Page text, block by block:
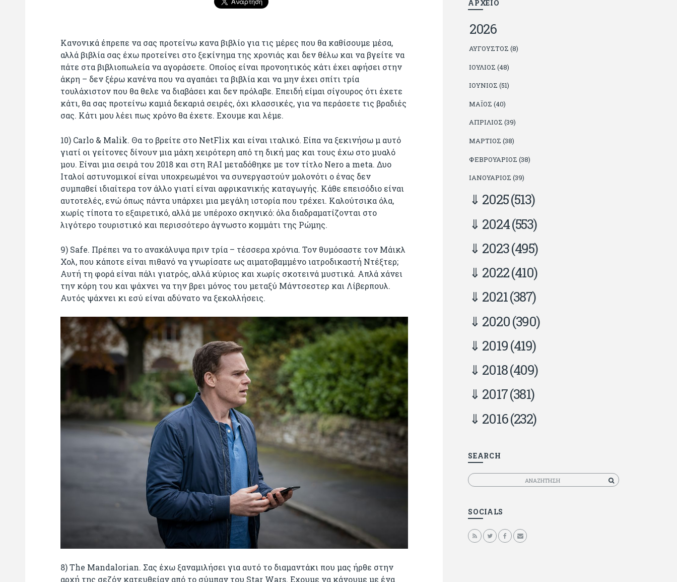
Κανονικά έπρεπε να σας προτείνω κανα βιβλίο για τις μέρες που θα καθίσουμε μέσα,
αλλά βιβλία σας έχω προτείνει στο ξεκίνημα της χρονιάς και δεν θέλω και να βγείτε να
πάτε στα βιβλιοπωλεία να αγοράσετε. Οποίος είναι προνοητικός κάτι έχει αφήσει στην
άκρη – δεν ξέρω κανένα που να αγαπάει τα βιβλία και να μην έχει σπίτι τρία
τουλάχιστον που θα θελε να διαβάσει και δεν πρόλαβε. Επειδή είμαι σίγουρος ότι έχετε
κάτι, θα σας προτείνω καμιά δεκαριά σειρές, όχι κλασσικές, για να περάσετε τις βραδιές
σας. Κάτι μου λέει πως χρόνο θα έχετε. Εχουμε και λέμε.
10) Carlo & Malik. Θα το βρείτε στο NetFlix και είναι ιταλικό. Είπα να ξεκινήσω μ αυτό
γιατί οι γείτονες δίνουν μια μάχη χειρότερη από τη δική μας και τους έχω στο μυαλό
μου. Είναι μια σειρά του 2018 και στη RAI μεταδόθηκε με τον τίτλο Νero a meta. Δυο
Ιταλοί αστυνομικοί είναι υποχρεωμένοι να συνεργαστούν μολονότι ο ένας δεν
συμπαθεί ιδιαίτερα τον άλλο γιατί είναι αφρικανικής καταγωγής. Κάθε επεισόδιο είναι
αυτοτελές, ενώ όπως πάντα υπάρχει μια μεγάλη ιστορία που τρέχει. Καλούτσικα όλα,
χωρίς τίποτα το εξαιρετικό, αλλά με υπέροχο σκηνικό: όλα διαδραματίζονται στο
λιγότερο τουριστικό και περισσότερο άγνωστο κομμάτι της Ρώμης.
9) Safe. Πρέπει να το ανακάλυψα πριν τρία – τέσσερα χρόνια. Τον θυμόσαστε τον Μάικλ
Χολ, που κάποτε είναι πιθανό να γνωρίσατε ως αιματοβαμμένο ιατροδικαστή Ντέξτερ;
Αυτή τη φορά είναι πάλι γιατρός, αλλά κύριος και χωρίς σκοτεινά μυστικά. Απλά χάνει
την κόρη του και ψάχνει να την βρει μόνος του μεταξύ Μάντσεστερ και Λίβερπουλ.
Αυτός ψάχνει κι εσύ είναι αδύνατο να ξεκολλήσεις.
8) The Mandalorian. Σας έχω ξαναμιλήσει για αυτό το διαμαντάκι που μας ήρθε στην
αρχή της σεζόν κατευθείαν από το σύμπαν του Star Wars. Εχουμε να κάνουμε με ένα
ότι λίγοι έχουν δει περισσότερο ποδόσφαιρο
γιατί είναι μέλος της γενιάς που απόλαυσε τους
μεγαλύτερους σε όλα τα σπορ. Δεν είναι
παντρεμένος, αλλά θαυμάζει όσους βρίσκουν το
κουράγιο να το κάνουν. Αντίθετα από πολλούς
φίλους του δεν πληρώνει διατροφές. Ελπίζει ότι
δεν έχει παιδιά. Απειλεί ότι θα γράφει όσο
υπάρχουν άνθρωποι που τον διαβάζουν, είτε
συμφωνώντας είτε διαφωνώντας.
ΑΡΧΕΙΟ
2026
ΑΎΓΟΥΣΤΟΣ (8)
ΙΟΎΛΙΟΣ (48)
ΙΟΎΝΙΟΣ (51)
ΜΆΙΟΣ (40)
ΑΠΡΊΛΙΟΣ (39)
ΜΆΡΤΙΟΣ (38)
ΦΕΒΡΟΥΆΡΙΟΣ (38)
ΙΑΝΟΥΆΡΙΟΣ (39)
2025(513)
2024(553)
2023(495)
2022(410)
2021(387)
2020(390)
2019(419)
2018(409)
2017(381)
2016(232)
SEARCH
Αναζητηση
SOCIALS